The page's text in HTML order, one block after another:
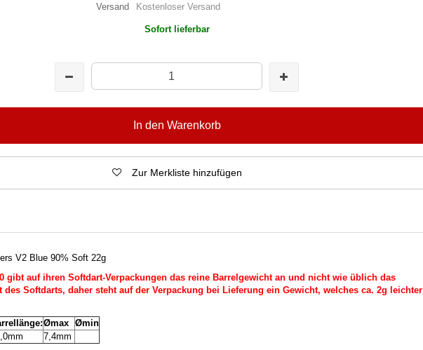
Versand Kostenloser Versand
Sofort lieferbar
In den Warenkorb
Zur Merkliste hinzufügen
V2 Blue 90% Soft 22g
gibt auf ihren Softdart-Verpackungen das reine Barrelgewicht an und nicht wie üblich das
des Softdarts, daher steht auf der Verpackung bei Lieferung ein Gewicht, welches ca. 2g leichter
Ømax Ømin
7,4mm